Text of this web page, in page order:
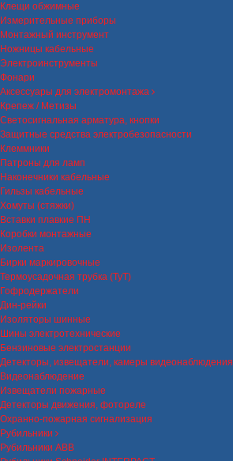
Клещи обжимные
Измерительные приборы
Монтажный инструмент
Ножницы кабельные
Электроинструменты
Фонари
Аксессуары для электромонтажа
Крепеж / Метизы
Светосигнальная арматура, кнопки
Защитные средства электробезопасности
Клеммники
Патроны для ламп
Наконечники кабельные
Гильзы кабельные
Хомуты (стяжки)
Вставки плавкие ПН
Коробки монтажные
Изолента
Бирки маркировочные
Термоусадочная трубка (ТуТ)
Гофродержатели
Дин-рейки
Изоляторы шинные
Шины электротехнические
Бензиновые электростанции
Детекторы, извещатели, камеры видеонаблюдения
Видеонаблюдение
Извещатели пожарные
Детекторы движения, фотореле
Охранно-пожарная сигнализация
Рубильники
Рубильники ABB